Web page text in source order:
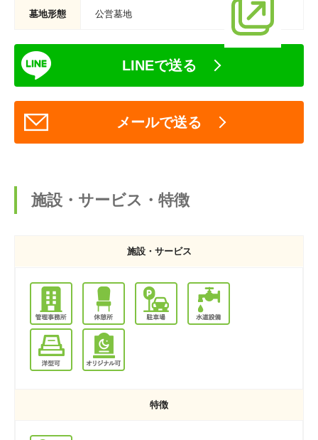
墓地形態 公営墓地
LINEで送る
メールで送る
施設・サービス・特徴
施設・サービス
特徴